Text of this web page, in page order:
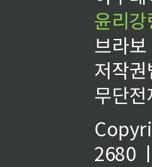
윤리강
브라
저작
무단
2680